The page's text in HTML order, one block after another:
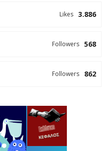
3.886
Likes
568
Followers
862
Followers